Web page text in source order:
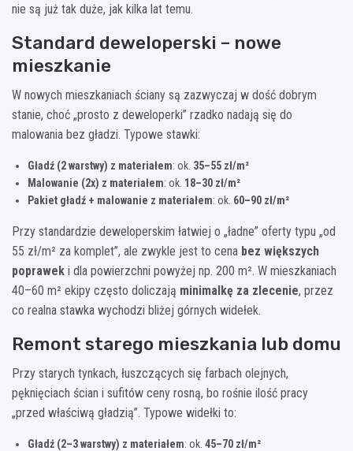
nie są już tak duże, jak kilka lat temu.
Standard deweloperski – nowe
mieszkanie
W nowych mieszkaniach ściany są zazwyczaj w dość dobrym
stanie, choć „prosto z deweloperki” rzadko nadają się do
malowania bez gładzi. Typowe stawki:
Gładź (2 warstwy) z materiałem: ok. 35–55 zł/m²
Malowanie (2x) z materiałem: ok. 18–30 zł/m²
Pakiet gładź + malowanie z materiałem: ok. 60–90 zł/m²
Przy standardzie deweloperskim łatwiej o „ładne” oferty typu „od
55 zł/m² za komplet”, ale zwykle jest to cena bez większych
poprawek i dla powierzchni powyżej np. 200 m². W mieszkaniach
40–60 m² ekipy często doliczają minimalkę za zlecenie, przez
co realna stawka wychodzi bliżej górnych widełek.
Remont starego mieszkania lub domu
Przy starych tynkach, łuszczących się farbach olejnych,
pęknięciach ścian i sufitów ceny rosną, bo rośnie ilość pracy
„przed właściwą gładzią”. Typowe widełki to:
Gładź (2–3 warstwy) z materiałem: ok. 45–70 zł/m²